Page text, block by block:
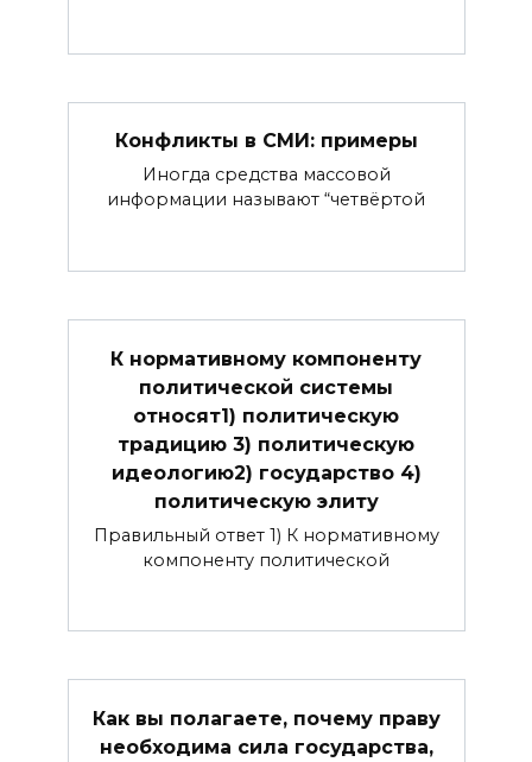
Конфликты в СМИ: примеры
Иногда средства массовой
информации называют “четвёртой
К нормативному компоненту
политической системы
относят1) политическую
традицию 3) политическую
идеологию2) государство 4)
политическую элиту
Правильный ответ 1) К нормативному
компоненту политической
Как вы полагаете, почему праву
необходима сила государства,